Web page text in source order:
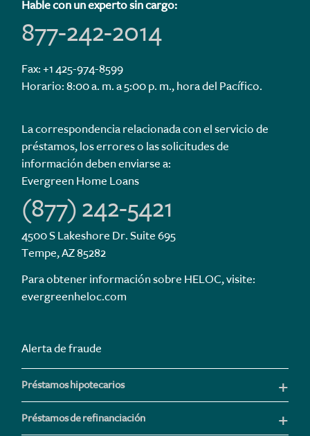
Hable con un experto sin cargo:
877-242-2014
Fax: +1 425-974-8599
Horario: 8:00 a. m. a 5:00 p. m., hora del Pacífico.
La correspondencia relacionada con el servicio de
préstamos, los errores o las solicitudes de
información deben enviarse a:
Evergreen Home Loans
(877) 242-5421
4500 S Lakeshore Dr. Suite 695
Tempe, AZ 85282
Para obtener información sobre HELOC, visite:
evergreenheloc.com
Alerta de fraude
Préstamos hipotecarios
Préstamos de refinanciación